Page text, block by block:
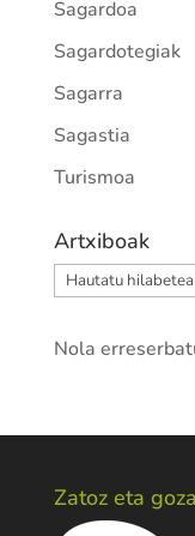
Sagardoa
Sagardotegiak
Sagarra
Sagastia
Turismoa
Artxiboak
Artxiboak
Nola
Zatoz eta